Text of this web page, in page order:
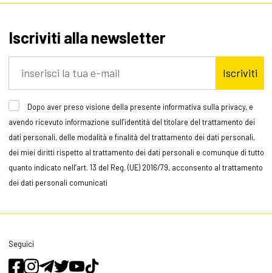
Iscriviti alla newsletter
Iscriviti
Dopo aver preso visione della presente informativa sulla privacy, e
avendo ricevuto informazione sull’identità del titolare del trattamento dei
dati personali, delle modalità e finalità del trattamento dei dati personali,
dei miei diritti rispetto al trattamento dei dati personali e comunque di tutto
quanto indicato nell’art. 13 del Reg. (UE) 2016/79, acconsento al trattamento
dei dati personali comunicati
Seguici